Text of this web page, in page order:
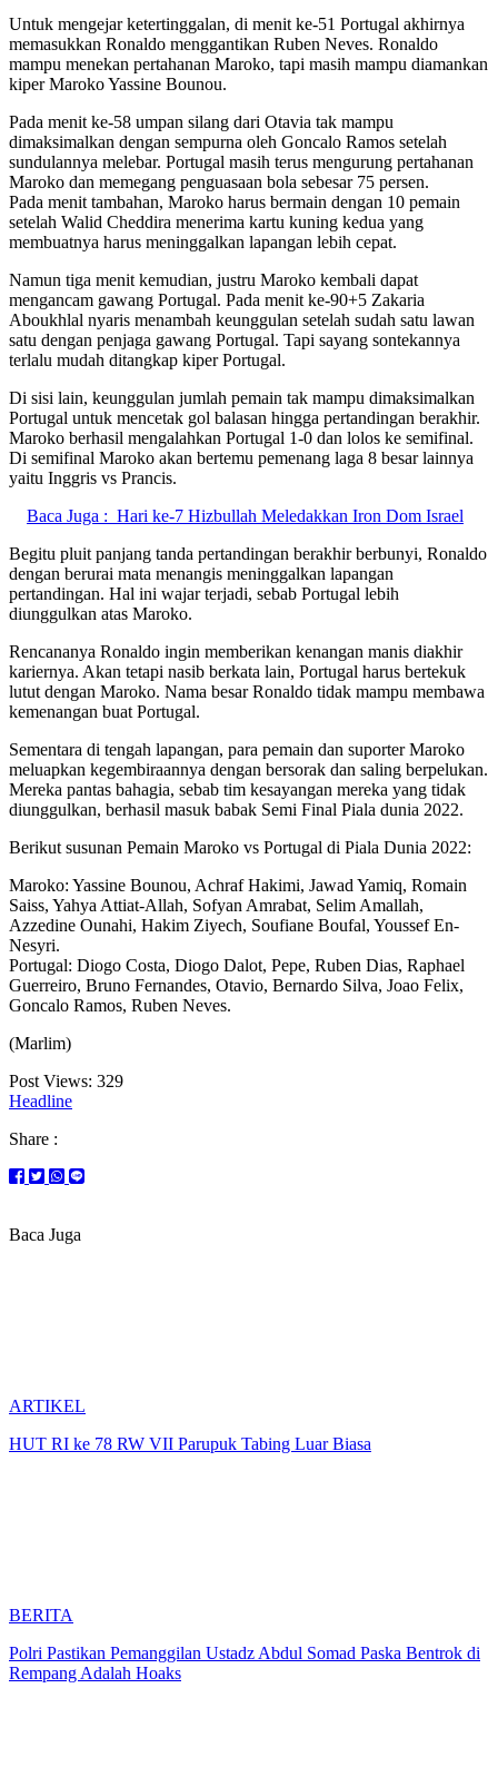
Untuk mengejar ketertinggalan, di menit ke-51 Portugal akhirnya
memasukkan Ronaldo menggantikan Ruben Neves. Ronaldo
mampu menekan pertahanan Maroko, tapi masih mampu diamankan
kiper Maroko Yassine Bounou.
Pada menit ke-58 umpan silang dari Otavia tak mampu
dimaksimalkan dengan sempurna oleh Goncalo Ramos setelah
sundulannya melebar. Portugal masih terus mengurung pertahanan
Maroko dan memegang penguasaan bola sebesar 75 persen.
Pada menit tambahan, Maroko harus bermain dengan 10 pemain
setelah Walid Cheddira menerima kartu kuning kedua yang
membuatnya harus meninggalkan lapangan lebih cepat.
Namun tiga menit kemudian, justru Maroko kembali dapat
mengancam gawang Portugal. Pada menit ke-90+5 Zakaria
Aboukhlal nyaris menambah keunggulan setelah sudah satu lawan
satu dengan penjaga gawang Portugal. Tapi sayang sontekannya
terlalu mudah ditangkap kiper Portugal.
Di sisi lain, keunggulan jumlah pemain tak mampu dimaksimalkan
Portugal untuk mencetak gol balasan hingga pertandingan berakhir.
Maroko berhasil mengalahkan Portugal 1-0 dan lolos ke semifinal.
Di semifinal Maroko akan bertemu pemenang laga 8 besar lainnya
yaitu Inggris vs Prancis.
Baca Juga : Hari ke-7 Hizbullah Meledakkan Iron Dom Israel
Begitu pluit panjang tanda pertandingan berakhir berbunyi, Ronaldo
dengan berurai mata menangis meninggalkan lapangan
pertandingan. Hal ini wajar terjadi, sebab Portugal lebih
diunggulkan atas Maroko.
Rencananya Ronaldo ingin memberikan kenangan manis diakhir
kariernya. Akan tetapi nasib berkata lain, Portugal harus bertekuk
lutut dengan Maroko. Nama besar Ronaldo tidak mampu membawa
kemenangan buat Portugal.
Sementara di tengah lapangan, para pemain dan suporter Maroko
meluapkan kegembiraannya dengan bersorak dan saling berpelukan.
Mereka pantas bahagia, sebab tim kesayangan mereka yang tidak
diunggulkan, berhasil masuk babak Semi Final Piala dunia 2022.
Berikut susunan Pemain Maroko vs Portugal di Piala Dunia 2022:
Maroko: Yassine Bounou, Achraf Hakimi, Jawad Yamiq, Romain
Saiss, Yahya Attiat-Allah, Sofyan Amrabat, Selim Amallah,
Azzedine Ounahi, Hakim Ziyech, Soufiane Boufal, Youssef En-
Nesyri.
Portugal: Diogo Costa, Diogo Dalot, Pepe, Ruben Dias, Raphael
Guerreiro, Bruno Fernandes, Otavio, Bernardo Silva, Joao Felix,
Goncalo Ramos, Ruben Neves.
(Marlim)
Post Views: 329
Headline
Share :
Baca Juga
ARTIKEL
HUT RI ke 78 RW VII Parupuk Tabing Luar Biasa
BERITA
Polri Pastikan Pemanggilan Ustadz Abdul Somad Paska Bentrok di
Rempang Adalah Hoaks